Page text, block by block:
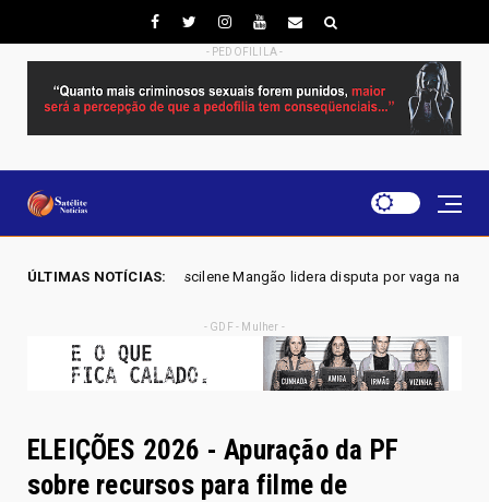
- PEDOFILILA -
ÚLTIMAS NOTÍCIAS:
Joscilene Mangão lidera disputa por vaga na Alego em Novo Gama,
- GDF - Mulher -
ELEIÇÕES 2026 - Apuração da PF
sobre recursos para filme de